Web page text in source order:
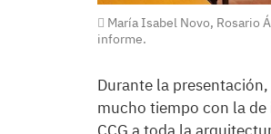
María Isabel Novo, Rosario
informe.
Durante la
mucho tiempo con la